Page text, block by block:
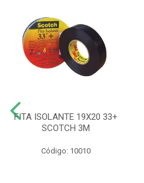
FITA ISOLANTE 19X20 33+
SCOTCH 3M
Código: 10010